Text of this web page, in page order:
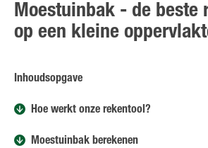
Moestuinbak - de beste
op een kleine
Inhoudsopgave
Hoe werkt onze rekentool?
Moestuinbak berekenen